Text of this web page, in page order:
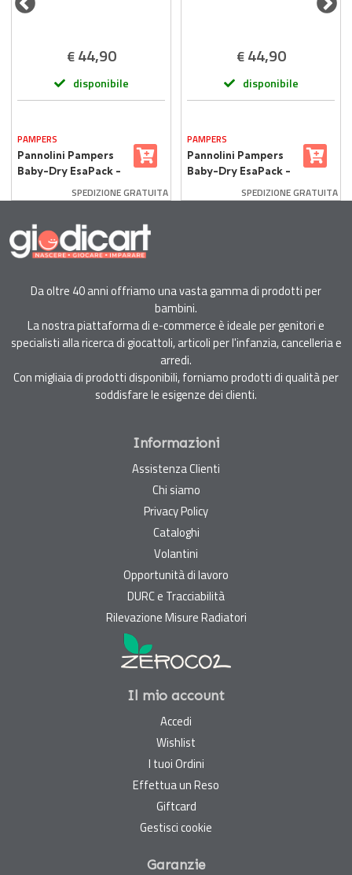
€ 44,90
disponibile
PAMPERS
Pannolini Pampers
Baby-Dry EsaPack -
144 Pezzi
SPEDIZIONE GRATUITA
€ 44,90
disponibile
PAMPERS
Pannolini Pampers
Baby-Dry EsaPack -
132 Pezzi
SPEDIZIONE GRATUITA
Da oltre 40 anni offriamo una vasta gamma di prodotti per
bambini.
La nostra piattaforma di e-commerce è ideale per genitori e
specialisti alla ricerca di giocattoli, articoli per l'infanzia, cancelleria e
arredi.
Con migliaia di prodotti disponibili, forniamo prodotti di qualità per
soddisfare le esigenze dei clienti.
Informazioni
Assistenza Clienti
Chi siamo
Privacy Policy
Cataloghi
Volantini
Opportunità di lavoro
DURC e Tracciabilità
Rilevazione Misure Radiatori
Il mio account
Accedi
Wishlist
I tuoi Ordini
Effettua un Reso
Giftcard
Gestisci cookie
Garanzie